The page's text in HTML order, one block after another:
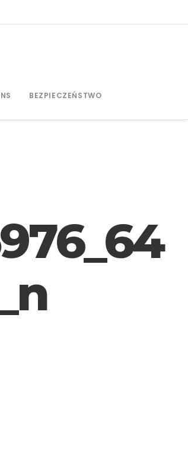
BEZPIECZEŃSTWO